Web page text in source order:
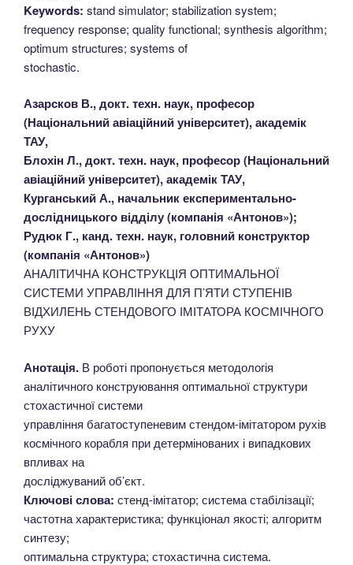
Keywords: stand simulator; stabilization system;
frequency response; quality functional; synthesis algorithm;
optimum structures; systems of
stochastic.
Азарсков В., докт. техн. наук, професор
(Національний авіаційний університет), академік
ТАУ,
Блохін Л., докт. техн. наук, професор (Національний
авіаційний університет), академік ТАУ,
Курганський А., начальник експериментально-
дослідницького відділу (компанія «Антонов»);
Рудюк Г., канд. техн. наук, головний конструктор
(компанія «Антонов»)
АНАЛІТИЧНА КОНСТРУКЦІЯ ОПТИМАЛЬНОЇ
СИСТЕМИ УПРАВЛІННЯ ДЛЯ П’ЯТИ СТУПЕНІВ
ВІДХИЛЕНЬ СТЕНДОВОГО ІМІТАТОРА КОСМІЧНОГО
РУХУ
Анотація. В роботі пропонується методологія
аналітичного конструювання оптимальної структури
стохастичної системи
управління багатоступеневим стендом-імітатором рухів
космічного корабля при детермінованих і випадкових
впливах на
досліджуваний об’єкт.
Ключові слова: стенд-імітатор; система стабілізації;
частотна характеристика; функціонал якості; алгоритм
синтезу;
оптимальна структура; стохастична система.